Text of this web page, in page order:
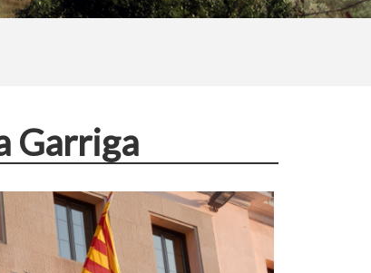
Garriga